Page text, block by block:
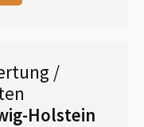
/
Holstein